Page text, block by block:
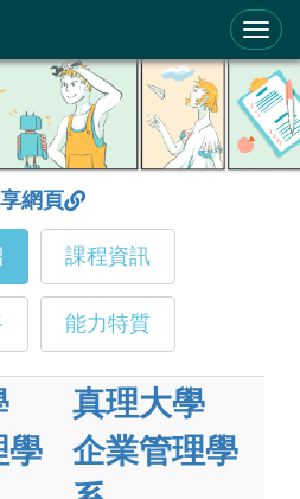
輔助系統
網頁
課程資訊
能力特質
學
真理大學
企業管理學